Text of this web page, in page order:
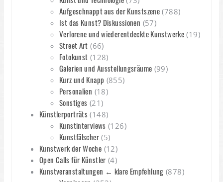
Aufgeschnappt aus der Kunstszene (788)
Ist das Kunst? Diskussionen (57)
Verlorene und wiederentdeckte Kunstwerke (19)
Street Art (66)
Fotokunst (128)
Galerien und Ausstellungsräume (99)
Kurz und Knapp (855)
Personalien (18)
Sonstiges (21)
Künstlerporträts (148)
Kunstinterviews (126)
Kunstfälscher(5)
Kunstwerk der Woche (12)
Open Calls für Künstler (4)
Kunstveranstaltungen ← klare Empfehlung (878)